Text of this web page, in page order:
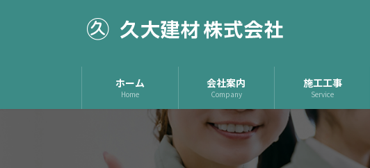
ス
ン
ホーム
Home
会社案内
Company
施工工事
Service